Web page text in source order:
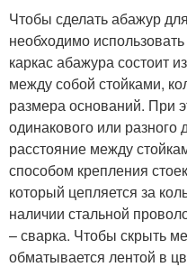
Чтобы сделать абажур
необходимо
каркас абажура состоит
между собой стойками,
размера оснований. При
одинакового или
расстояние между
способом крепления
который цепляется за
наличии стальной
– сварка. Чтобы скрыть
обматывается лентой в